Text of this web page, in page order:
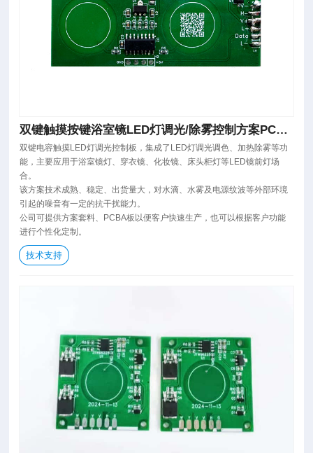
双键触摸按键浴室镜LED灯调光/除雾控制方案PCBA
板
双键电容触摸LED灯调光控制板，集成了LED灯调光调色、加热除雾等功
能，主要应用于浴室镜灯、穿衣镜、化妆镜、床头柜灯等LED镜前灯场
合。
该方案技术成熟、稳定、出货量大，对水滴、水雾及电源纹波等外部环境
引起的噪音有一定的抗干扰能力。
公司可提供方案套料、PCBA板以便客户快速生产，也可以根据客户功能
进行个性化定制。
技术支持